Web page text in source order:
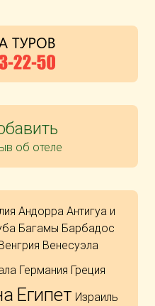
об отеле
Андорра Антигуа и
Багамы Барбадос
Венесуэла
Германия Греция
Египет Израиль